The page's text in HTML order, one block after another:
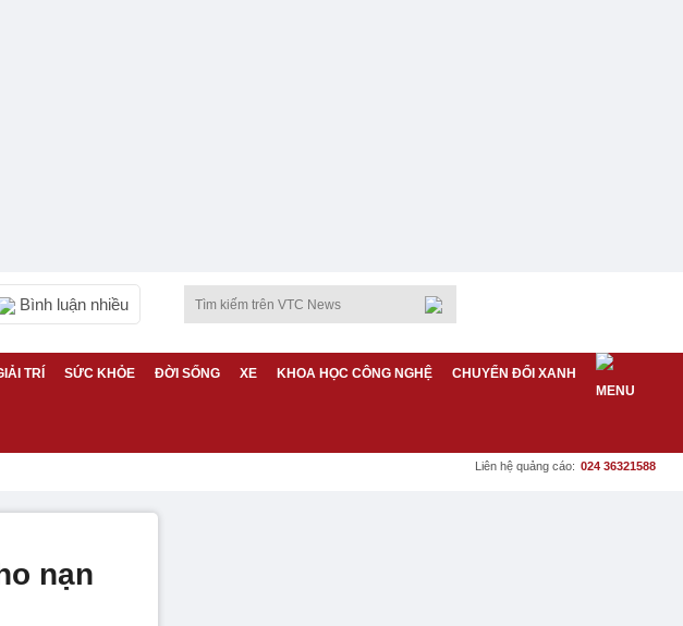
Bình luận nhiều
TRÍ SỨC KHỎE ĐỜI SỐNG XE KHOA HỌC CÔNG NGHỆ CHUYỂN ĐỔI XANH
Liên hệ quảng cáo: 024 36321588
nạn